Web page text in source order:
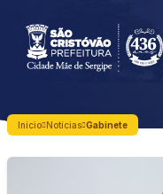
Início Notícias Gabinete